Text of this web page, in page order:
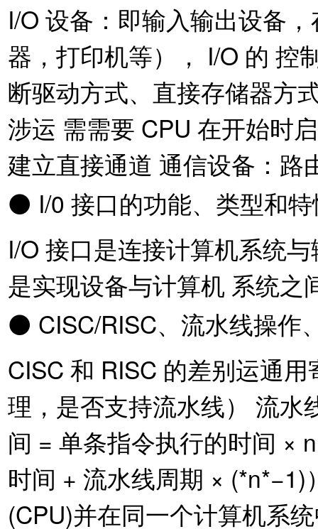
I/O 设备：即输入输出设备
器，打印机等）， I/O 的 控
断驱动方式、直接存储器方
涉运 需需要 CPU 在开始时
建立直接通道 通信设备：路
⚫ I/0 接口的功能、类型和
I/O 接口是连接计算机系统
是实现设备与计算机 系统之
⚫ CISC/RISC、流水线操作
CISC 和 RISC 的差别运通
理，是否支持流水线） 流水
间 = 单条指令执行的时间 ×
时间 + 流水线周期 ×
(CPU)并在同一个计算机系